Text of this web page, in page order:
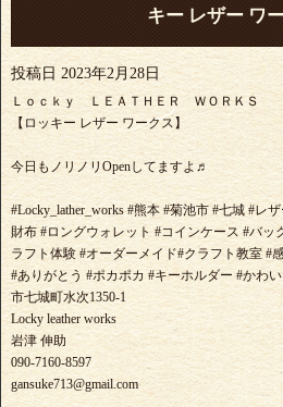
キー レザー ワ
投稿日 2023年2月28日
Ｌｏｃｋｙ ＬＥＡＴＨＥＲ ＷＯＲＫＳ
【ロッキー レザー ワークス】
今日もノリノリOpenしてますよ♬
#Locky_lather_works #熊本 #菊池市 #七城 #レ
財布 #ロングウォレット #コインケース #バッ
ラフト体験 #オーダーメイド#クラフト教室 #
#ありがとう #ポカポカ #キーホルダー #かわ
市七城町水次1350-1
Locky leather works
岩津 伸助
090-7160-8597
gansuke713@gmail.com